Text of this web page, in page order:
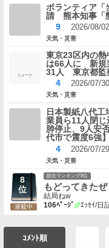
ボランティア「
請 熊本知事「
9
2026/08/
天気・災害
東京23区内の
は66人に 新規
31人 東京都監
4 2026/07/
天気・災害
日本製紙八代
業員ら11人閉
肺停止、9人安
代市で震度6強】
4 2026/07/
天気・災害
総合ランキング8位
もどってきたぜ
結局ねw
連載中 106ﾍﾟｰｼﾞ ｴｯｾｲ/日
ｺﾒﾝﾄ順